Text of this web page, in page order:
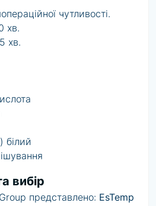
чутливості.
хв.
хв.
білий
вибір
представлено: EsTemp